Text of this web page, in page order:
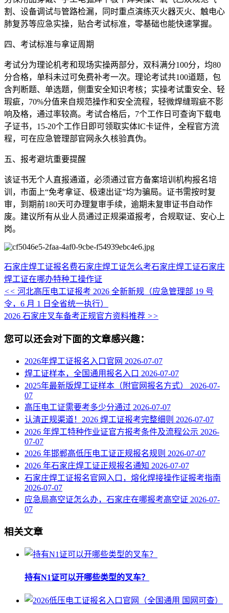
割、设备调试与管路检漏，同时重点演练灭火器灭火、触电心
肺复苏等应急实操，贴合考试标准，零基础也能快速掌握。
四、考试标准与拿证周期
考试分为理论机考和现场实操两部分，双科满分100分，均80
分合格，单科未过可免费补考一次。理论考试共100道题，包
含判断题、单选题，侧重安全知识考核；实操考试重安全、轻
瑕疵，70%分值来自规范操作和安全流程，轻微焊缝瑕疵不影
响及格，通过率较高。考试合格后，7个工作日可查询下载电
子证书，15-20个工作日即可领取实体IC卡证件，全程官方流
程，可在应急管理部官网永久核验真伪。
五、报考避坑重要提醒
该证书无个人直报通道，必须通过官方备案培训机构报名培
训，市面上“免考拿证、极速出证”均为骗局。证书需按时复
审，到期前180天可办理复审手续，逾期未复审证书自动作
废。建议所有从业人员通过正规渠道报考，合规取证、安心上
岗。
石家庄焊工证报名费石家庄焊工证怎么考石家庄焊工证石家庄
焊工证在哪办特种工操作证
<< 河北高压电工证报考 2026 全新新规（应急管理部 19 号
令，6 月 1 日全省统一执行）
2026 石家庄叉车备考正规官方资料推荐 >>
您可以还会对下面的文章感兴趣：
2026年焊工证报名入口官网 2026-07-07
焊工证样本，全国通用报名入口 2026-07-07
2025年最新版焊工证样本（附官网报名方式） 2026-07-
07
高压电工证需要考多少分通过 2026-07-07
认清正规渠道！2026 焊工证报考完整细则 2026-07-07
2026 年焊工特种作业证官方报考条件及流程公示 2026-
07-07
2026 年邯郸高低压电工证正规报名规则 2026-07-07
2026 年石家庄焊工证正规报名通知 2026-07-07
石家庄焊工证报名官网入口，熔化焊接操作证报考指南
2026-07-07
应急局高空证怎么办，石家庄在哪报考高空证 2026-07-
07
相关文章
持有N1证可以开哪些类型的叉车？